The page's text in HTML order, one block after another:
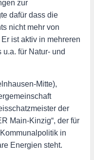
zur
dafür dass die
nicht mehr von
ist aktiv in mehreren
für Natur- und
Mitte),
der
Main-Kinzig“, der für
in
Energien steht.